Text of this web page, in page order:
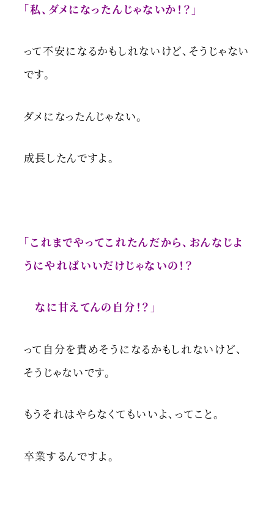
「私、ダメになったんじゃないか！？」
って不安になるかもしれないけど、そうじゃない
です。
ダメになったんじゃない。
成長したんですよ。
「これまでやってこれたんだから、おんなじよ
うにやればいいだけじゃないの！？
なに甘えてんの自分！？」
って自分を責めそうになるかもしれないけど、
そうじゃないです。
もうそれはやらなくてもいいよ、ってこと。
卒業するんですよ。